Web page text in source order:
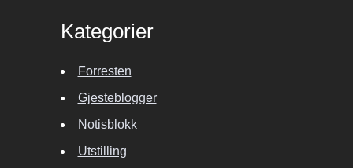
Kategorier
Forresten
Gjesteblogger
Notisblokk
Utstilling